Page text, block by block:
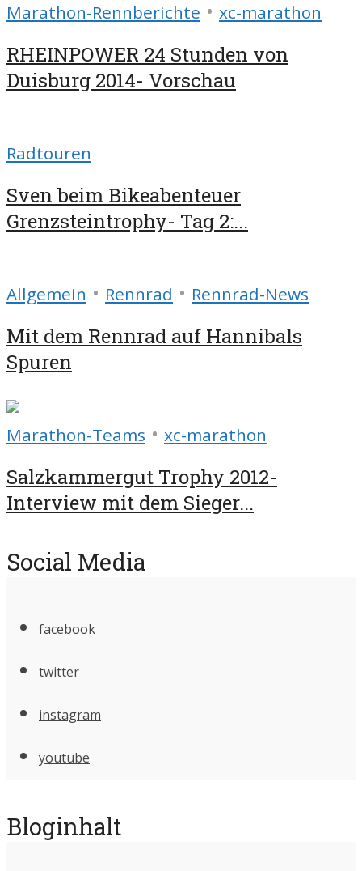
Marathon-Rennberichte • xc-marathon
RHEINPOWER 24 Stunden von
Duisburg 2014- Vorschau
Radtouren
Sven beim Bikeabenteuer
Grenzsteintrophy- Tag 2:...
Allgemein • Rennrad • Rennrad-News
Mit dem Rennrad auf Hannibals
Spuren
Marathon-Teams • xc-marathon
Salzkammergut Trophy 2012-
Interview mit dem Sieger...
Social Media
facebook
twitter
instagram
youtube
Bloginhalt